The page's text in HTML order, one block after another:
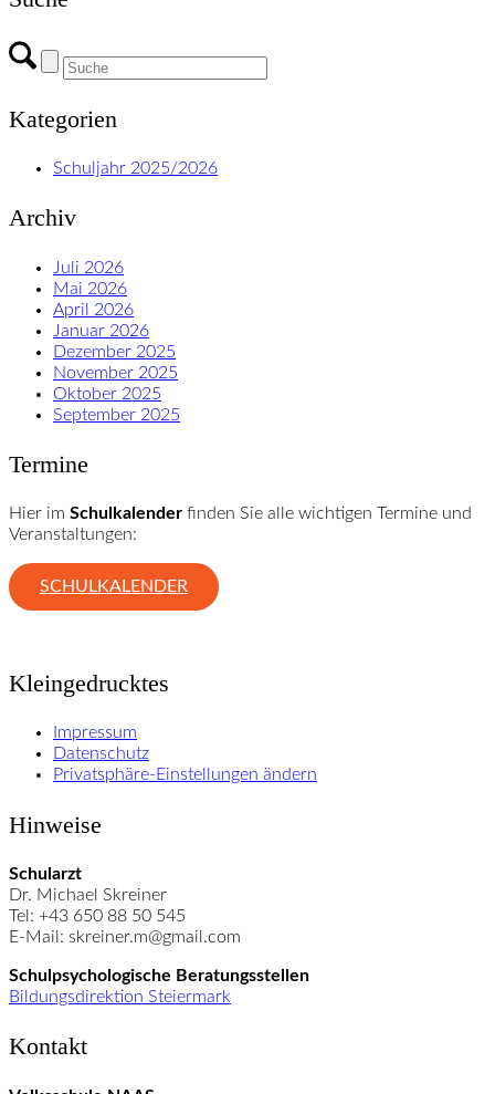
Kategorien
Schuljahr 2025/2026
Archiv
Juli 2026
Mai 2026
April 2026
Januar 2026
Dezember 2025
November 2025
Oktober 2025
September 2025
Termine
Hier im Schulkalender finden Sie alle wichtigen Termine und
Veranstaltungen:
SCHULKALENDER
Kleingedrucktes
Impressum
Datenschutz
Privatsphäre-Einstellungen ändern
Hinweise
Schularzt
Dr. Michael Skreiner
Tel: +43 650 88 50 545
E-Mail: skreiner.m@gmail.com
Schulpsychologische Beratungsstellen
Bildungsdirektion Steiermark
Kontakt